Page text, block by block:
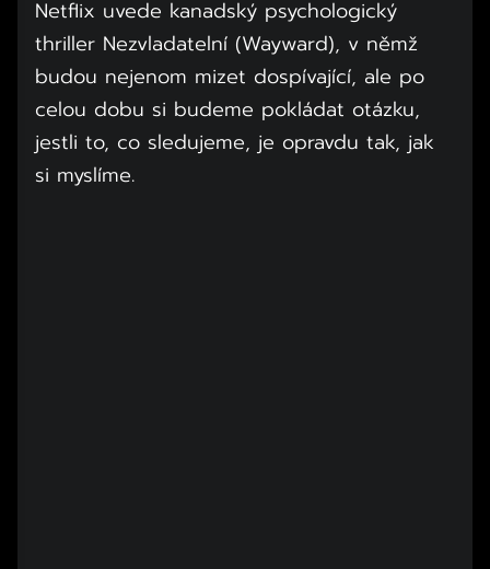
Netflix uvede kanadský psychologický
thriller Nezvladatelní (Wayward), v němž
budou nejenom mizet dospívající, ale po
celou dobu si budeme pokládat otázku,
jestli to, co sledujeme, je opravdu tak, jak
si myslíme.